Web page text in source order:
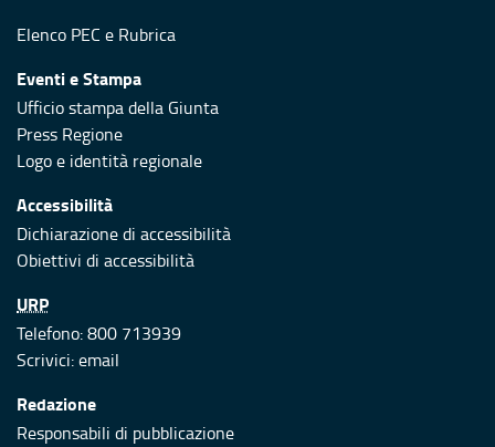
Elenco PEC e Rubrica
Eventi e Stampa
Ufficio stampa della Giunta
Press Regione
Logo e identità regionale
Accessibilità
Dichiarazione di accessibilità
Obiettivi di accessibilità
URP
Telefono: 800 713939
Scrivici:email
Redazione
Responsabili di pubblicazione